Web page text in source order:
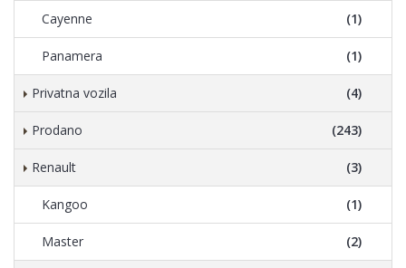
Cayenne (1)
Panamera (1)
Privatna vozila (4)
Prodano (243)
Renault (3)
Kangoo (1)
Master (2)